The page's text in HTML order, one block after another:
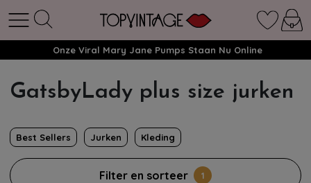
Onze Viral Mary Jane Pumps Staan Nu Online
GatsbyLady plus size jurken
Best Sellers Jurken Kleding
Filter en sorteer 1